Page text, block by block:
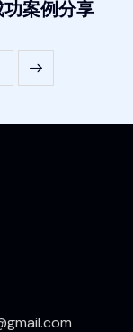
案例分享